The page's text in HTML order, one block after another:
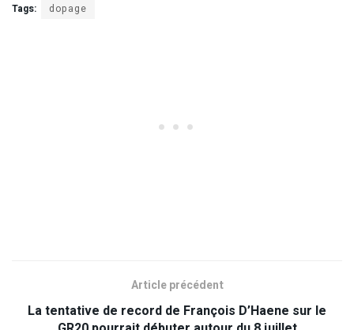
Tags: dopage
Article précédent
La tentative de record de François D’Haene sur le